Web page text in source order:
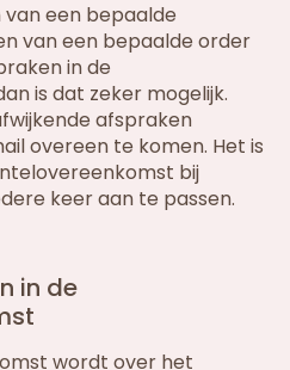
van een bepaalde
van een bepaalde order
in de
is dat zeker mogelijk.
afspraken
overeen te komen. Het is
bij
keer aan te passen.
in de
wordt over het